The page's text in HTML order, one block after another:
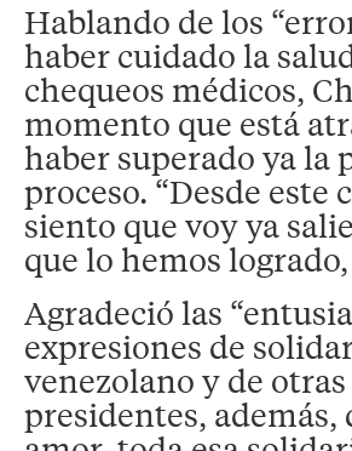
Hablando de los
haber cuidado la
chequeos médicos,
momento que está
haber superado ya la
proceso. “Desde
siento que voy ya
que lo hemos
Agradeció las
expresiones de
venezolano y de
presidentes, además,